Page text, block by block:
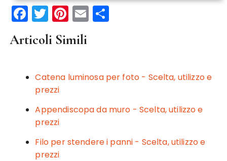
F
a
c
b
o
o
k
T
w
it
r
Pi
n
te
st
E
m
vi
Articoli Simili
Catena luminosa per foto - Scelta, utilizzo e
prezzi
Appendiscopa da muro - Scelta, utilizzo e
prezzi
Filo per stendere i panni - Scelta, utilizzo e
prezzi